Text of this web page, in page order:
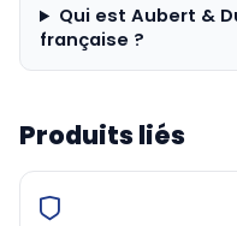
Qui est Aubert &
française ?
Produits liés